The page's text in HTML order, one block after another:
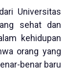
Universitas
sehat dan
kehidupan
orang yang
benar baru